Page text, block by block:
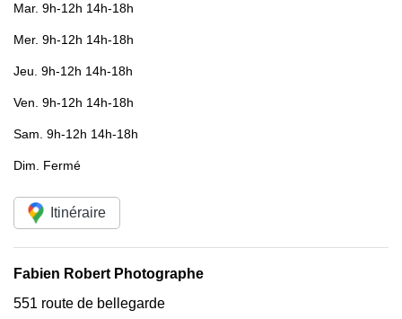
Mar. 9h-12h 14h-18h
Mer. 9h-12h 14h-18h
Jeu. 9h-12h 14h-18h
Ven. 9h-12h 14h-18h
Sam. 9h-12h 14h-18h
Dim. Fermé
Itinéraire
Fabien Robert Photographe
551 route de bellegarde